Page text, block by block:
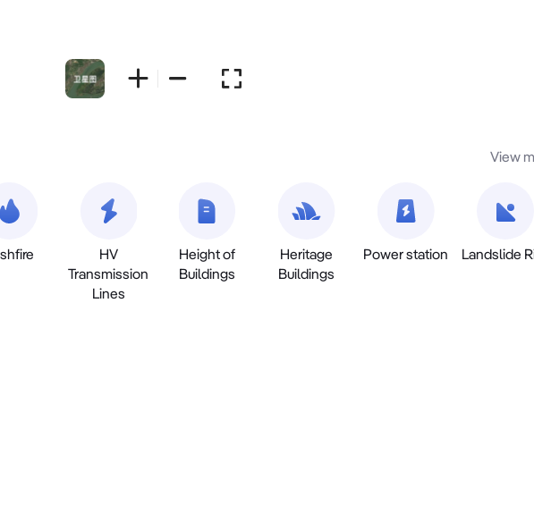
View
HV
Transmission
Lines
Height of
Buildings
Heritage
Buildings
Power station Landslide